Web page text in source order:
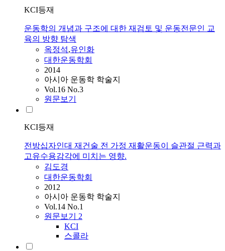
KCI등재
운동학의 개념과 구조에 대한 재검토 및 운동전문인 교
육의 방향 탐색
옥정석,유인화
대한운동학회
2014
아시아 운동학 학술지
Vol.16 No.3
원문보기
KCI등재
전방십자인대 재건술 전 가정 재활운동이 슬관절 근력과
고유수용감각에 미치는 영향.
김도경
대한운동학회
2012
아시아 운동학 학술지
Vol.14 No.1
원문보기 2
KCI
스콜라